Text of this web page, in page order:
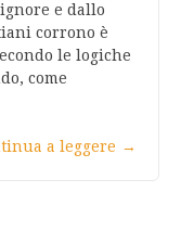
e dallo
corrono è
le logiche
come
a leggere →